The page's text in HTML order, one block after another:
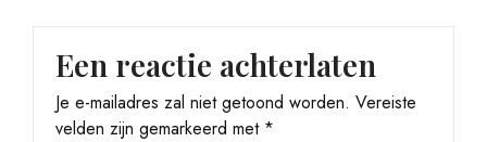
Een reactie achterlaten
Je e-mailadres zal niet getoond worden. Vereiste
velden zijn gemarkeerd met *